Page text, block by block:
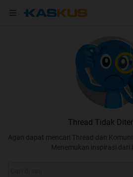
Thread Tidak
Agan dapat mencari Thread dan
Menemukan inspirasi dari